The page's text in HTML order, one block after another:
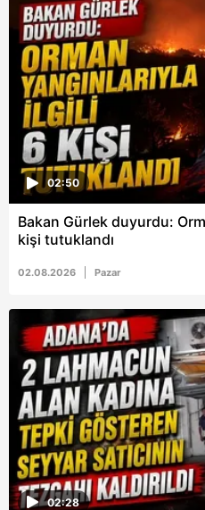
6698 sayılı Kişisel Verilerin
hazırlanmış Aydınlatma
ilgili mevzuata uygun olarak
almak için lütfen
tıklayınız .
02:50
Bakan Gürlek duyurdu:
kişi tutuklandı
02.08.2026 Pazar
02:28